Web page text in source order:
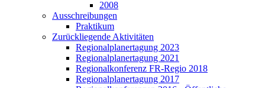
2008
Ausschreibungen
Praktikum
Zurückliegende Aktivitäten
Regionalplanertagung 2023
Regionalplanertagung 2021
Regionalkonferenz FR-Regio 2018
Regionalplanertagung 2017